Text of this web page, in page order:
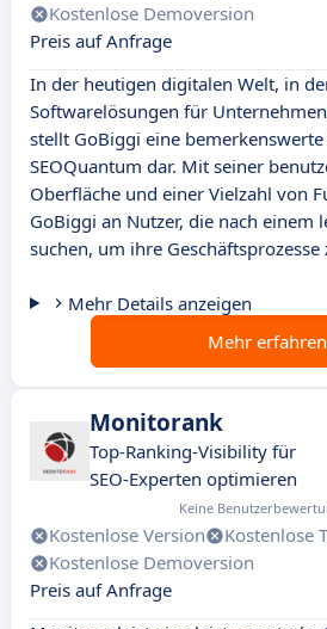
Kostenlose Demoversion
Preis auf Anfrage
In der heutigen digitalen Welt, in
Softwarelösungen für
stellt GoBiggi eine
SEOQuantum dar. Mit seiner
Oberfläche und einer Vielzahl von
GoBiggi an Nutzer, die nach einem
suchen, um ihre
Mehr Details anzeigen
Mehr erfahren
Monitorank
Top-Ranking-Visibility für
SEO-Experten optimieren
Keine
Kostenlose Version
Kostenlose
Kostenlose Demoversion
Preis auf Anfrage